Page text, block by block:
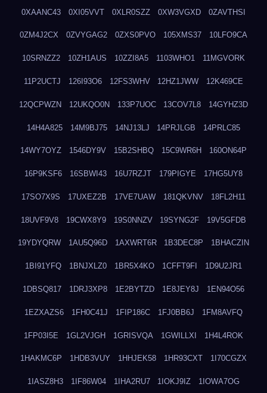
0XAANC43 0XI05VVT 0XLR0SZZ 0XW3VGXD 0ZAVTHSI
0ZM4J2CX 0ZVYGAG2 0ZXS0PVO 105XMS37 10LFO9CA
10SRNZZ2 10ZH1AUS 10ZZI8A5 1103WHO1 11MGVORK
11P2UCTJ 126I93O6 12FS3WHV 12HZ1JWW 12K469CE
12QCPWZN 12UKQO0N 133P7UOC 13COV7L8 14GYHZ3D
14H4A825 14M9BJ75 14NJ13LJ 14PRJLGB 14PRLC85
14WY7OYZ 1546DY9V 15B2SHBQ 15C9WR6H 160ON64P
16P9KSF6 16SBWI43 16U7RZJT 179PIGYE 17HG5UY8
17SO7X9S 17UXEZ2B 17VE7UAW 181QKVNV 18FL2H11
18UVF9V8 19CWX8Y9 19S0NNZV 19SYNG2F 19V5GFDB
19YDYQRW 1AU5Q96D 1AXWRT6R 1B3DEC8P 1BHACZIN
1BI91YFQ 1BNJXLZ0 1BR5X4KO 1CFFT9FI 1D9U2JR1
1DBSQ817 1DRJ3XP8 1E2BYTZD 1E8JEY8J 1EN94O56
1EZXAZS6 1FH0C41J 1FIP186C 1FJ0BB6J 1FM8AVFQ
1FP03I5E 1GL2VJGH 1GRISVQA 1GWILLXI 1H4L4ROK
1HAKMC6P 1HDB3VUY 1HHJEK58 1HR93CXT 1I70CGZX
1IASZ8H3 1IF86W04 1IHA2RU7 1IOKJ9IZ 1IOWA7OG